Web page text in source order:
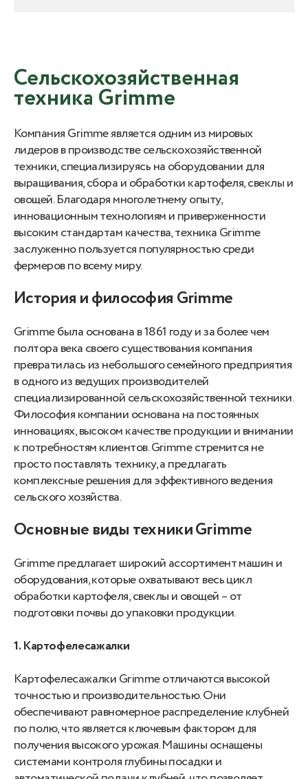
Сельскохозяйственная
техника Grimme
Компания Grimme является одним из мировых
лидеров в производстве сельскохозяйственной
техники, специализируясь на оборудовании для
выращивания, сбора и обработки картофеля, свеклы и
овощей. Благодаря многолетнему опыту,
инновационным технологиям и приверженности
высоким стандартам качества, техника Grimme
заслуженно пользуется популярностью среди
фермеров по всему миру.
История и философия Grimme
Grimme была основана в 1861 году и за более чем
полтора века своего существования компания
превратилась из небольшого семейного предприятия
в одного из ведущих производителей
специализированной сельскохозяйственной техники.
Философия компании основана на постоянных
инновациях, высоком качестве продукции и внимании
к потребностям клиентов. Grimme стремится не
просто поставлять технику, а предлагать
комплексные решения для эффективного ведения
сельского хозяйства.
Основные виды техники Grimme
Grimme предлагает широкий ассортимент машин и
оборудования, которые охватывают весь цикл
обработки картофеля, свеклы и овощей – от
подготовки почвы до упаковки продукции.
1. Картофелесажалки
Картофелесажалки Grimme отличаются высокой
точностью и производительностью. Они
обеспечивают равномерное распределение клубней
по полю, что является ключевым фактором для
получения высокого урожая. Машины оснащены
системами контроля глубины посадки и